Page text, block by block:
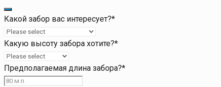
Какой забор вас интересует?*
Какую высоту забора хотите?*
Предполагаемая длина забора?*